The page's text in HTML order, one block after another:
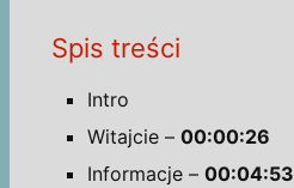
Spis treści
Intro
Witajcie – 00:00:26
Informacje – 00:04:53